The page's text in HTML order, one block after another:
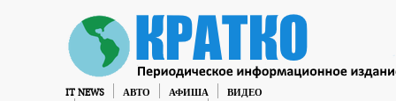
IT NEWS АВТО АФИША
ВИДЕО